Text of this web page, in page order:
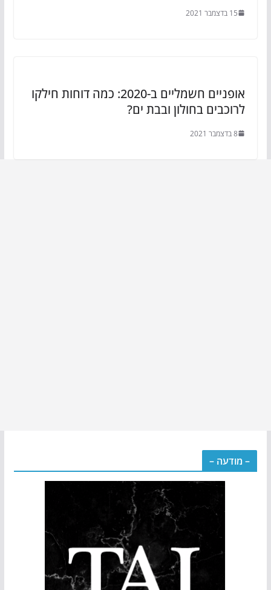
15 בדצמבר 2021
אופניים חשמליים ב-2020: כמה דוחות חילקו
לרוכבים בחולון ובבת ים?
8 בדצמבר 2021
– מודעה –